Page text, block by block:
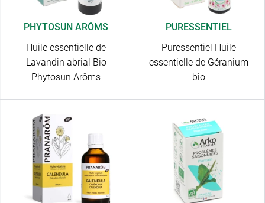
PHYTOSUN ARÔMS
Huile essentielle de
Lavandin abrial Bio
Phytosun Arôms
PURESSENTIEL
Puressentiel Huile
essentielle de Géranium
bio